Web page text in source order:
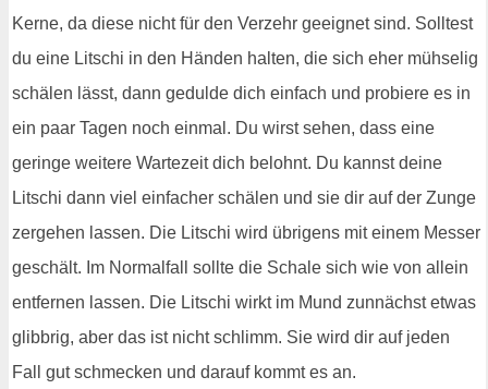
Kerne, da diese nicht für den Verzehr geeignet sind. Solltest
du eine Litschi in den Händen halten, die sich eher mühselig
schälen lässt, dann gedulde dich einfach und probiere es in
ein paar Tagen noch einmal. Du wirst sehen, dass eine
geringe weitere Wartezeit dich belohnt. Du kannst deine
Litschi dann viel einfacher schälen und sie dir auf der Zunge
zergehen lassen. Die Litschi wird übrigens mit einem Messer
geschält. Im Normalfall sollte die Schale sich wie von allein
entfernen lassen. Die Litschi wirkt im Mund zunnächst etwas
glibbrig, aber das ist nicht schlimm. Sie wird dir auf jeden
Fall gut schmecken und darauf kommt es an.